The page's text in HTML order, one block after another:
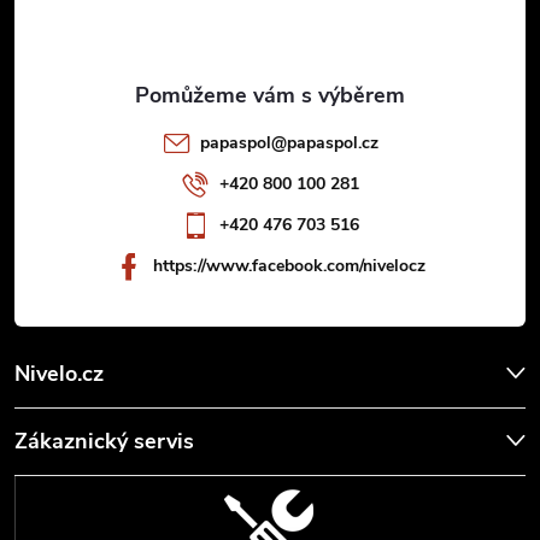
Nivelo.cz
Zákaznický servis
papaspol@papaspol.cz
+420 800 100 281
+420 476 703 516
https://www.facebook.com/nivelocz